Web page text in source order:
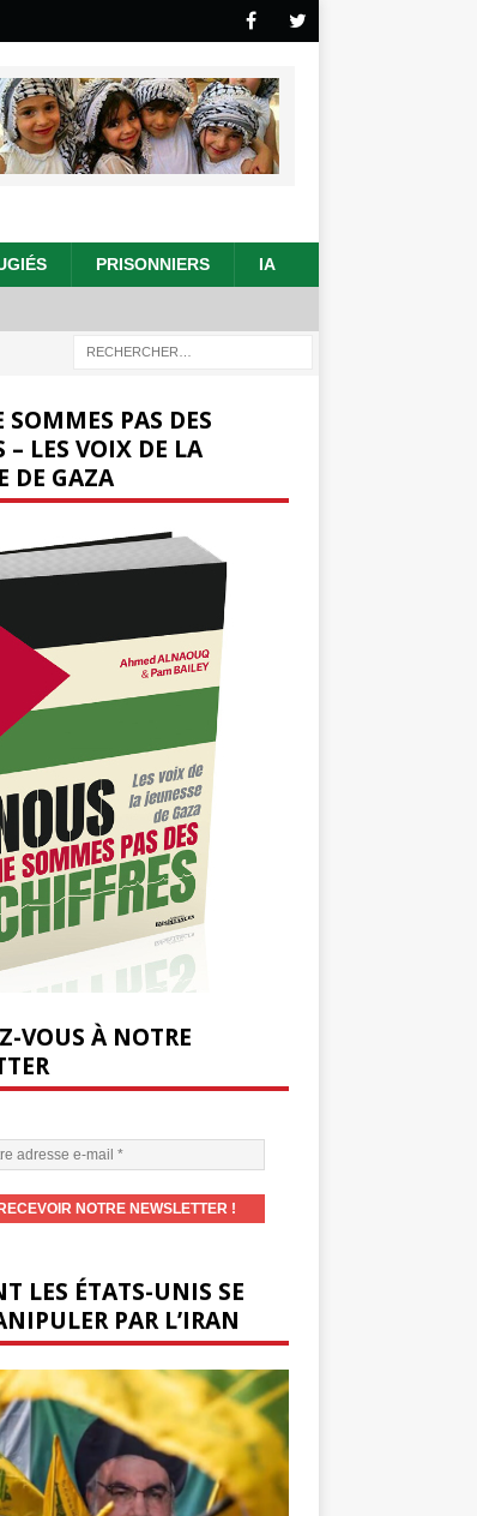
PRISONNIERS IA
SOMMES PAS DES
– LES VOIX DE LA
DE GAZA
VOUS À NOTRE
LES ÉTATS-UNIS SE
PAR L’IRAN